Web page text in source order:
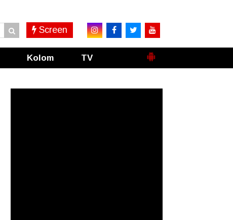
Screen
Kolom TV